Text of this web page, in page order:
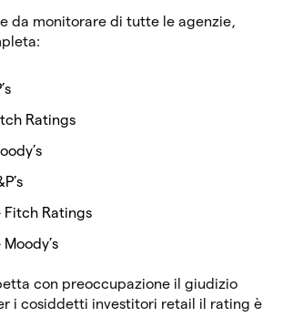
da monitorare di tutte le agenzie,
Ratings
Fitch Ratings
con preoccupazione il giudizio
i cosiddetti investitori retail il rating è